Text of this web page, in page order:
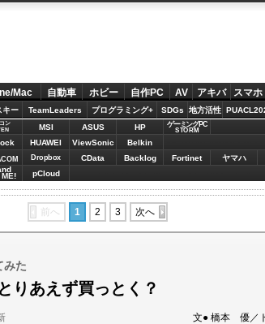
Mac 自動車 ホビー 自作PC AV アキバ スマホ
キー TeamLeaders プログラミング+ SDGs 地方活性
ン
MSI ASUS HP ゲーミングPC
STORM
HUAWEI ViewSonic Belkin
Dropbox CData Backlog Fortinet ヤマハ
pCloud
前へ 1 2 3 次へ
みた
りあえず買っとく？
文● 橋本 優／